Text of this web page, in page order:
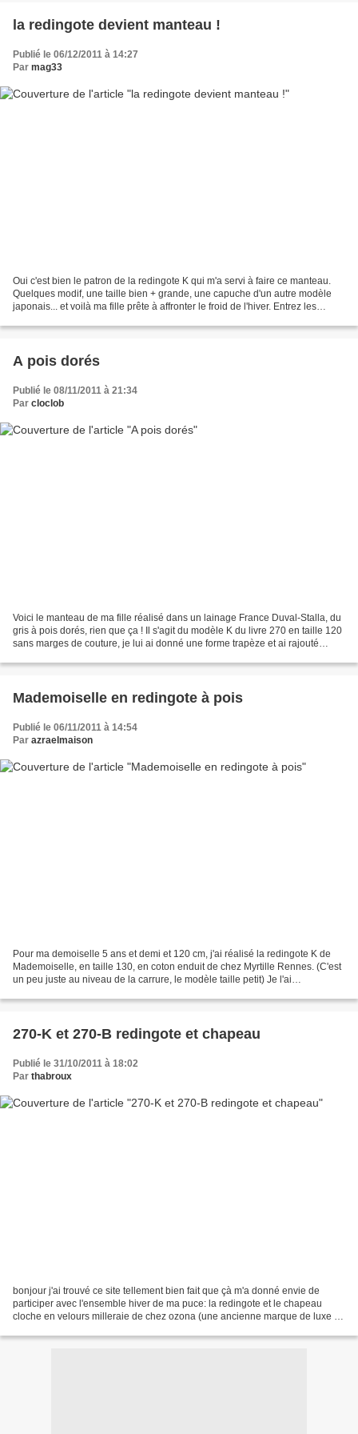
la redingote devient manteau !
Publié le 06/12/2011 à 14:27
Par mag33
Oui c'est bien le patron de la redingote K qui m'a servi à faire ce manteau.
Quelques modif, une taille bien + grande, une capuche d'un autre modèle
japonais... et voilà ma fille prête à affronter le froid de l'hiver. Entrez les
A pois dorés
Publié le 08/11/2011 à 21:34
Par cloclob
Voici le manteau de ma fille réalisé dans un lainage France Duval-Stalla, du
gris à pois dorés, rien que ça ! Il s'agit du modèle K du livre 270 en taille 120
sans marges de couture, je lui ai donné une forme trapèze et ai rajouté
Mademoiselle en redingote à pois
Publié le 06/11/2011 à 14:54
Par azraelmaison
Pour ma demoiselle 5 ans et demi et 120 cm, j'ai réalisé la redingote K de
Mademoiselle, en taille 130, en coton enduit de chez Myrtille Rennes. (C'est
un peu juste au niveau de la carrure, le modèle taille petit) Je l'ai
270-K et 270-B redingote et chapeau
Publié le 31/10/2011 à 18:02
Par thabroux
bonjour j'ai trouvé ce site tellement bien fait que çà m'a donné envie de
participer avec l'ensemble hiver de ma puce: la redingote et le chapeau
cloche en velours milleraie de chez ozona (une ancienne marque de luxe en